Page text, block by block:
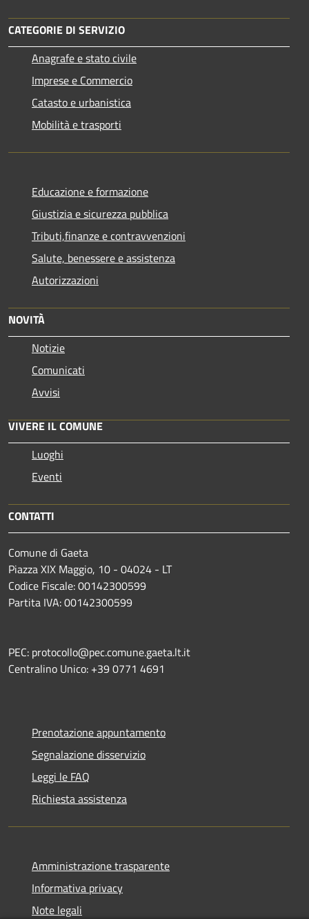
CATEGORIE DI SERVIZIO
Anagrafe e stato civile
Imprese e Commercio
Catasto e urbanistica
Mobilità e trasporti
Educazione e formazione
Giustizia e sicurezza pubblica
Tributi,finanze e contravvenzioni
Salute, benessere e assistenza
Autorizzazioni
NOVITÀ
Notizie
Comunicati
Avvisi
VIVERE IL COMUNE
Luoghi
Eventi
CONTATTI
Comune di Gaeta
Piazza XIX Maggio, 10 - 04024 - LT
Codice Fiscale: 00142300599
Partita IVA: 00142300599
PEC: protocollo@pec.comune.gaeta.lt.it
Centralino Unico: +39 0771 4691
Prenotazione appuntamento
Segnalazione disservizio
Leggi le FAQ
Richiesta assistenza
Amministrazione trasparente
Informativa privacy
Note legali